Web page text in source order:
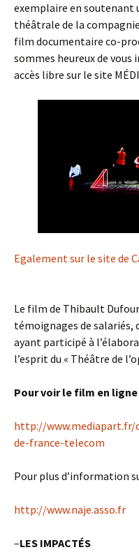
exemplaire en soutenant
théâtrale de la
film documentaire co-
sommes heureux de
accès libre sur le site
Egalement sur le site de
Le film de Thibault
témoignages de salariés,
ayant participé à
l’esprit du « Théâtre de
Pour voir le film en
http://
de-france-telecom
Pour plus d’information
http://www.naje.asso.fr
–LES IMPACTÉS